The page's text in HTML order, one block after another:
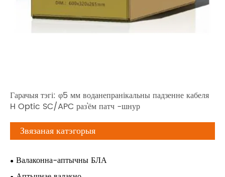
Гарачыя тэгі: φ5 мм воданепранікальны падзенне кабеля
H Optic SC/APC раз'ём патч -шнур
Звязаная катэгорыя
Валаконна-аптычны БЛА